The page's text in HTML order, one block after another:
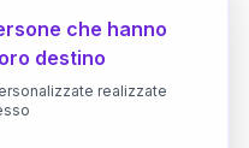
che hanno
destino
realizzate